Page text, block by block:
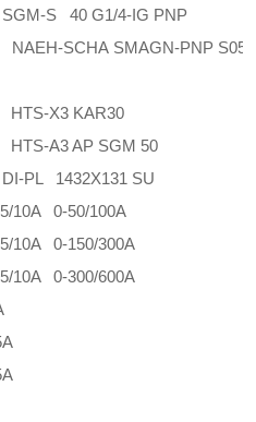
SGM-S 40 G1/4-IG PNP
NAEH-SCHA SMAGN-PNP S05
HTS-X3 KAR30
HTS-A3 AP SGM 50
DI-PL 1432X131 SU
10A 0-50/100A
10A 0-150/300A
10A 0-300/600A